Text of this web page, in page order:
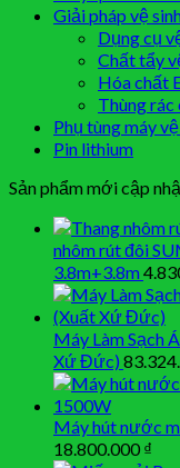
Giải pháp vệ
Dụng cụ
Chất tẩy
Hóa chất
Thùng rác
Phụ tùng máy
Pin lithium
Sản phẩm mới cập
nhôm rút đôi
3.8m+3.8m
Máy Làm Sạch
Xứ Đức)
Máy hút nước
18.800.000₫